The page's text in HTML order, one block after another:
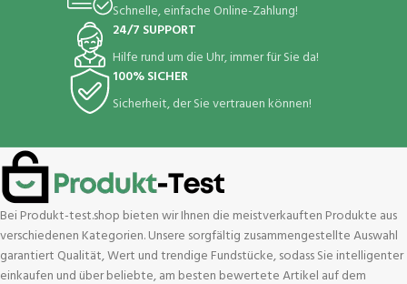
Schnelle, einfache Online-Zahlung!
24/7 SUPPORT
Hilfe rund um die Uhr, immer für Sie da!
100% SICHER
Sicherheit, der Sie vertrauen können!
Bei Produkt-test.shop bieten wir Ihnen die meistverkauften Produkte aus
verschiedenen Kategorien. Unsere sorgfältig zusammengestellte Auswahl
garantiert Qualität, Wert und trendige Fundstücke, sodass Sie intelligenter
einkaufen und über beliebte, am besten bewertete Artikel auf dem